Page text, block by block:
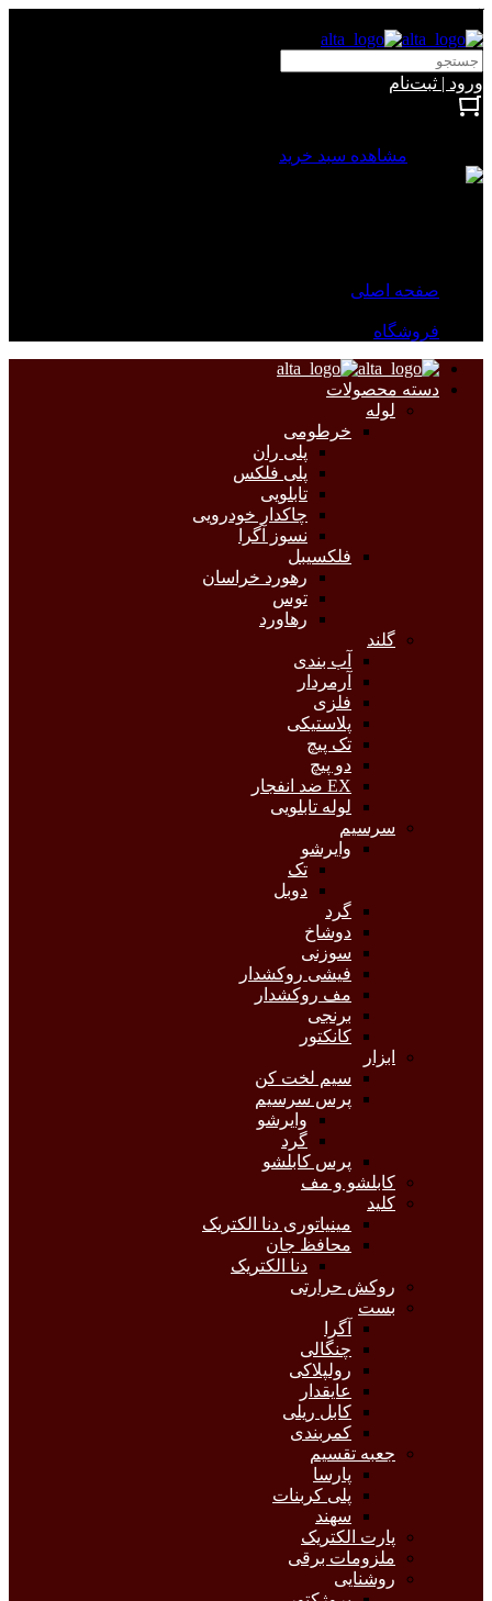
ورود | ثبت‌نام
مشاهده سبد خرید
صفحه اصلی
فروشگاه
دسته محصولات
لوله
خرطومی
پلی ران
پلی فلکس
تابلویی
چاکدار خودرویی
نسوز آگرا
فلکسیبل
رهورد خراسان
توس
رهاورد
گلند
آب بندی
آرمردار
فلزی
پلاستیکی
تک پیچ
دو پیچ
EX ضد انفجار
لوله تابلویی
سرسیم
وایرشو
تک
دوبل
گرد
دوشاخ
سوزنی
فیشی روکشدار
مف روکشدار
برنجی
کانکتور
ابزار
سیم لخت کن
پرس سرسیم
وایرشو
گرد
پرس کابلشو
کابلشو و مف
کلید
مینیاتوری دنا الکتریک
محافظ جان
دنا الکتریک
روکش حرارتی
بست
آگرا
چنگالی
رولپلاکی
عایقدار
کابل ریلی
کمربندی
جعبه تقسیم
پارسا
پلی کربنات
سهند
پارت الکتریک
ملزومات برقی
روشنایی